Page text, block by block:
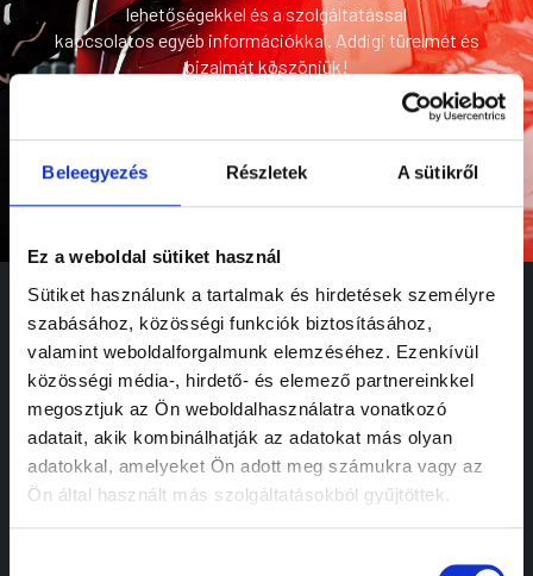
Beleegyezés Részletek A sütikről
Ez a weboldal sütiket használ
Sütiket használunk a tartalmak és hirdetések személyre
szabásához, közösségi funkciók biztosításához,
valamint weboldalforgalmunk elemzéséhez. Ezenkívül
közösségi média-, hirdető- és elemező partnereinkkel
megosztjuk az Ön weboldalhasználatra vonatkozó
adatait, akik kombinálhatják az adatokat más olyan
adatokkal, amelyeket Ön adott meg számukra vagy az
Ön által használt más szolgáltatásokból gyűjtöttek.
lehetőségekkel és a szolgáltatással
kapcsolatos egyéb információkkal. Addigi türelmét és
bizalmát köszönjük!
Tapasztalatra épülő megoldások az autó
teljes életútjára, egy helyen,
kiszámíthatóan.